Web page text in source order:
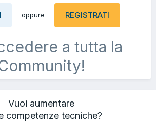
oppure REGISTRATI
a tutta la
Vuoi aumentare
competenze tecniche?